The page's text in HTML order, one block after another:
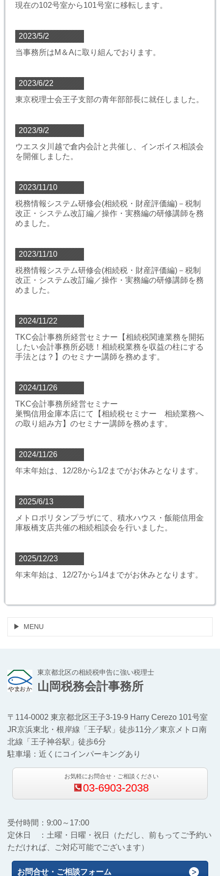
現在の102号室から101号室に移転します。
2023/5/2
当事務所はM＆Aに取り組んでおります。
2023/6/22
東京税理士会王子支部の青年部部長に就任しました。
2023/9/2
ウエスタ川越で倉内会計と共催し、インボイス相談会
を開催しました。
2023/11/10
税務情報システム研修会(相続税・財産評価編)－税制
改正・システム改訂編／操作・実務編の研修講師を務
めました。
2023/11/10
税務情報システム研修会(相続税・財産評価編)－税制
改正・システム改訂編／操作・実務編の研修講師を務
めました。
2024/11/22
TKC会計事務所経営セミナー【相続税関連業務を開拓
したい会計事務所必聴！相続税業務を収益の柱にする
手法とは？】のセミナー講師を務めます。
2024/11/26
TKC会計事務所経営セミナー
巣鴨信用金庫本店にて【相続税セミナー 相続業務へ
の取り組み方】のセミナー講師を務めます。
2024/11/26
年末年始は、12/28から1/2までがお休みとなります。
2025/6/13
メトロポリタンプラザにて、積水ハウス・飯能信用金
庫板橋支店共催の相続相談会を行いました。
2025/12/23
年末年始は、12/27から1/4までがお休みとなります。
MENU
東京都北区の相続税申告に強い税理士
山岡税務会計事務所
〒114-0002 東京都北区王子3-19-9 Harry Cerezo 101号室
JR京浜東北・根岸線「王子駅」徒歩11分／東京メトロ南
北線「王子神谷駅」徒歩6分
駐車場：近くにコインパーキングあり
お気軽にお問合せ・ご相談ください
03-6903-2038
受付時間：9:00～17:00
定休日 ：土曜・日曜・祝日（ただし、前もってご予約い
ただければ、ご対応可能でございます）
お問合せ・ご相談フォーム